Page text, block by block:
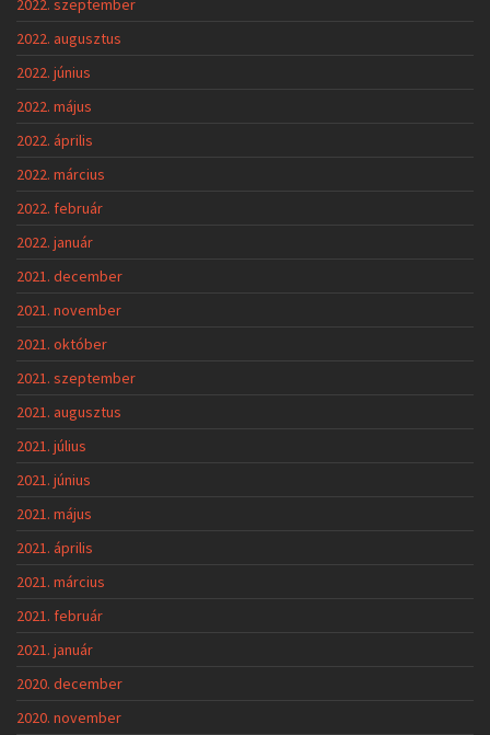
2022. szeptember
2022. augusztus
2022. június
2022. május
2022. április
2022. március
2022. február
2022. január
2021. december
2021. november
2021. október
2021. szeptember
2021. augusztus
2021. július
2021. június
2021. május
2021. április
2021. március
2021. február
2021. január
2020. december
2020. november